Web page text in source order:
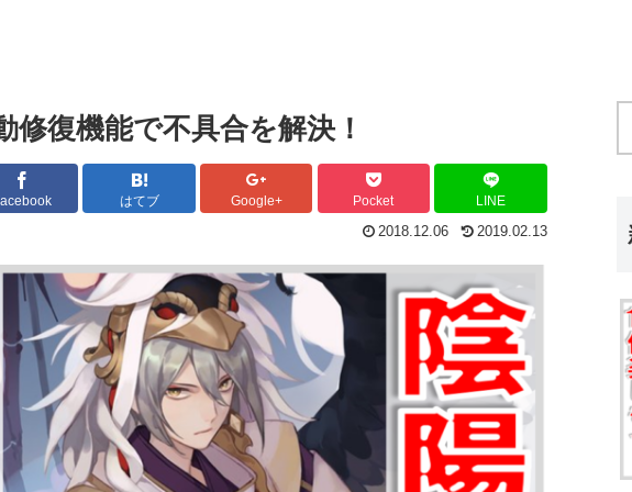
修復機能で不具合を解決！
はてブ Google+ Pocket LINE
2018.12.06 2019.02.13